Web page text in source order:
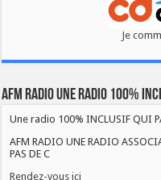
Je
AFM RADIO UNE RADIO 100%
Une radio 100% INCLUSIF QUI
AFM RADIO UNE RADIO
PAS DE C
Rendez-vous ici